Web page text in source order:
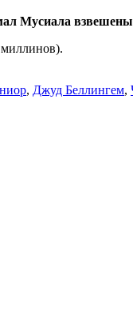
Мусиала взвешены
, Джуд Беллингем,